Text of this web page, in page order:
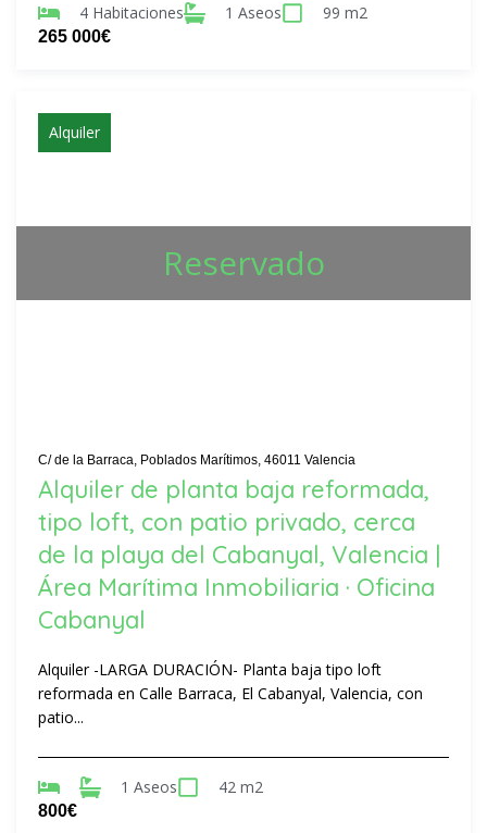
4 Habitaciones 1 Aseos 99 m2
265 000€
Alquiler
Reservado
C/ de la Barraca, Poblados Marítimos, 46011 Valencia
Alquiler de planta baja reformada,
tipo loft, con patio privado, cerca
de la playa del Cabanyal, Valencia |
Área Marítima Inmobiliaria · Oficina
Cabanyal
Alquiler -LARGA DURACIÓN- Planta baja tipo loft
reformada en Calle Barraca, El Cabanyal, Valencia, con
patio...
1 Aseos 42 m2
800€